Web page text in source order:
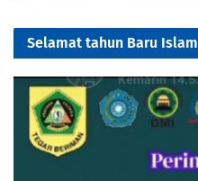
Selamat tahun Baru Islam